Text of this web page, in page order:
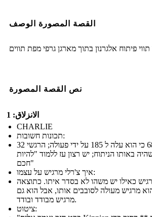
القصة المصورة الوصف
פיתוח אלגרנון בתוך מארגן גרפי מפת תווים
نص القصة المصورة
الانزلاق: 1
CHARLIE
תכונות חשובות:
32 שנים; יש מנת משכל של 68 כי הוא עלה ל 185 על ידי פעולה; הרגשי
באותו הניתוח; יש רצון עז ללמוד "להיות
חכם"
איך צ'רלי מרגיש על עצמו:
כאילו יש משהו לא בסדר איתו. כתוצאה
מרגיש מעולה לסובבים אותו, אבל הוא גם
מרגיש מבודד ובודד.
ציטוט: